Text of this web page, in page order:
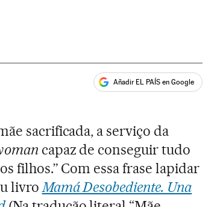
Añadir EL PAÍS en Google
sacrificada, a serviço da
capaz de conseguir tudo
filhos.” Com essa frase lapidar
livroMamá Desobediente. Una